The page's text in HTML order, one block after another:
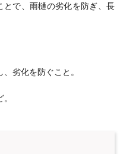
で、雨樋の劣化を防ぎ、長
劣化を防ぐこと。